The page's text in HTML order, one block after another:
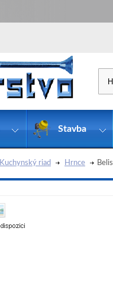
Kuchynský riad Hrnce
Stavba